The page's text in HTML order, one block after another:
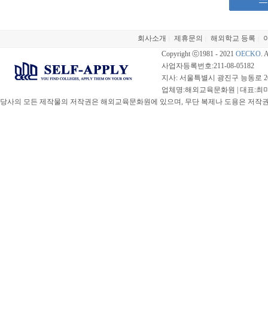
회사소개 제휴문의 해외학교 등록
Copyright ⓒ1981 - 2021 OECKO.
사업자등록번호:211-08-05182
지사: 서울특별시 광진구 능동로
업체명:해외교육문화원 | 대표:최
당사의 모든 제작물의 저작권은 해외교육문화원에 있으며, 무단 복제나 도용은 저